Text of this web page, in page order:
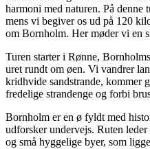
harmoni med naturen. På
mens vi begiver os ud på 120
om Bornholm. Her møder vi en
Turen starter i Rønne,
uret rundt om øen. Vi vandrer
kridhvide sandstrande, kommer
fredelige strandenge og forbi
Bornholm er en ø fyldt med
udforsker undervejs. Ruten
og små hyggelige byer, som